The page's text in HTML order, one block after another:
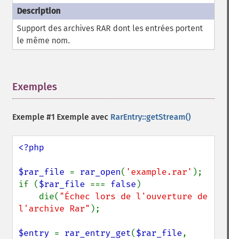
Support des archives RAR dont les entrées portent
le même nom.
Exemples
Exemple #1 Exemple avec RarEntry::getStream()
<?php
$rar_file = rar_open( 'example.rar' );
if ($rar_file === false )
    die(
"Échec lors de l'ouverture de
l'archive Rar" );
$entry = rar_entry_get($rar_file